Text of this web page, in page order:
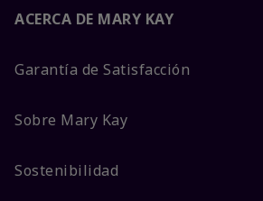
ACERCA DE MARY KAY
Garantía de Satisfacción
Sobre Mary Kay
Sostenibilidad